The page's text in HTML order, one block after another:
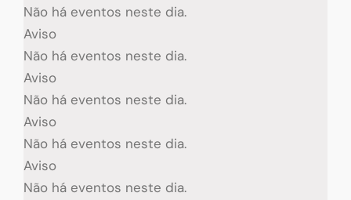
Não há eventos neste dia.
Aviso
Não há eventos neste dia.
Aviso
Não há eventos neste dia.
Aviso
Não há eventos neste dia.
Aviso
Não há eventos neste dia.